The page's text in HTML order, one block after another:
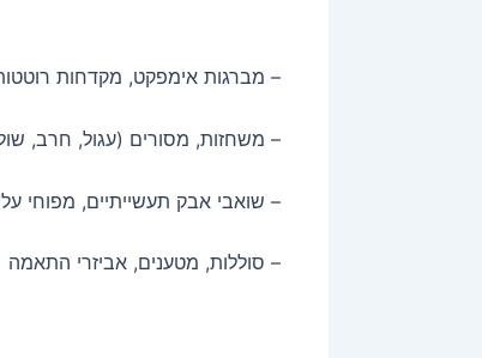
– מברגות אימפקט, מקדחות
– משחזות, מסורים (עגול, חרב,
– שואבי אבק תעשייתיים, מפוחי
– סוללות, מטענים, אביזרי התאמה